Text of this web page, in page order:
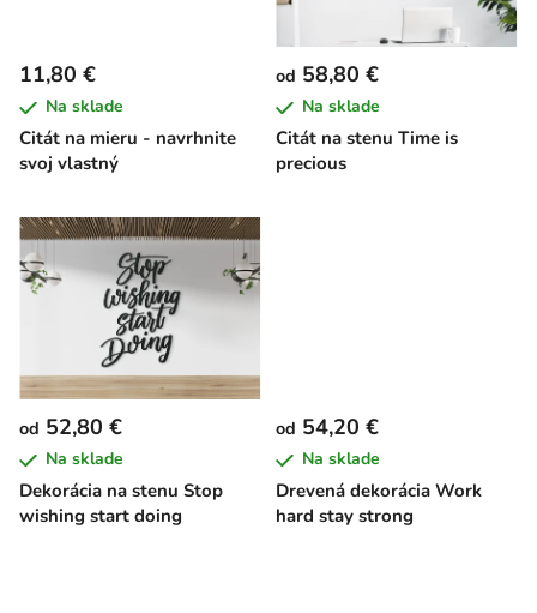
o
d
u
k
t
o
v
Citát na mieru - navrhnite
svoj vlastný
11,80 €
Na sklade
Citát na stenu Time is
precious
od 58,80 €
Na sklade
Dekorácia na stenu Stop
wishing start doing
od 52,80 €
Na sklade
Drevená dekorácia Work
hard stay strong
od 54,20 €
Na sklade